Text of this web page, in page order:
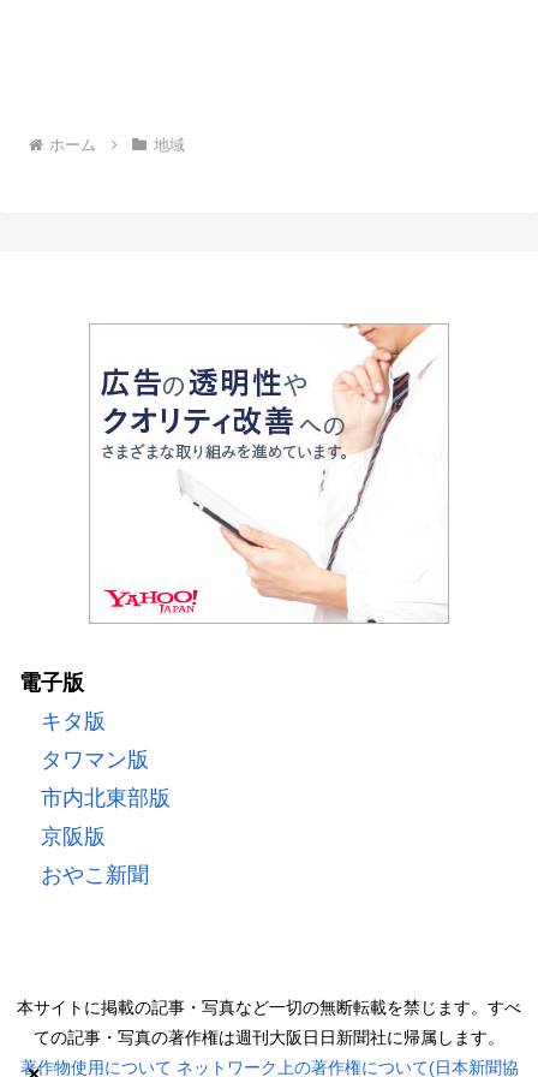
ホーム 地域
電子版
キタ版
タワマン版
市内北東部版
京阪版
おやこ新聞
本サイトに掲載の記事・写真など一切の無断転載を禁じます。すべ
ての記事・写真の著作権は週刊大阪日日新聞社に帰属します。
著作物使用について ネットワーク上の著作権について(日本新聞協